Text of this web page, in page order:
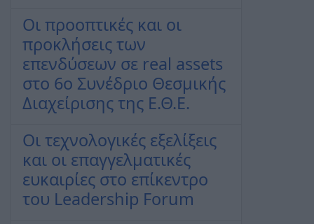
Οι προοπτικές και οι
προκλήσεις των
επενδύσεων σε real assets
στο 6ο Συνέδριο Θεσμικής
Διαχείρισης της Ε.Θ.Ε.
Οι τεχνολογικές εξελίξεις
και οι επαγγελματικές
ευκαιρίες στο επίκεντρο
του Leadership Forum